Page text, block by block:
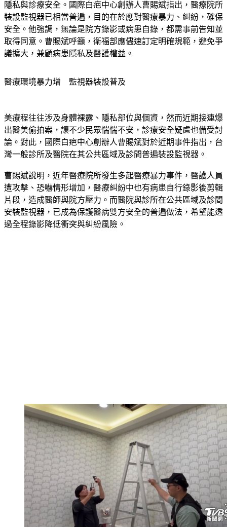
醫美診所針孔偷拍連環爆，人心慌慌，也讓外界關注病患就醫
隱私與診療安全。國際白疤中心創辦人曹賜斌指出，醫療院所
裝設監視器已相當普遍，目的在於應對醫療暴力、糾紛，確保
安全。他強調，無論是院方錄影或病患自錄，都需事前告知並
取得同意。曹賜斌呼籲，衛福部應儘速訂定明確規範，避免爭
美療程往往涉及身體裸露、隱私部位與個資，然而近期接連爆
出醫美偷拍案，讓不少民眾惴惴不安，診療安全疑慮也備受討
論。對此，國際白疤中心創辦人曹賜斌對於近期事件指出，台
曹賜斌說明，近年醫療院所發生多起醫療暴力事件，醫護人員
遭攻擊、恐嚇情形增加，醫療糾紛中也有病患自行錄影後剪輯
片段，造成醫師與院方壓力。而醫院與診所在公共區域及診間
安裝監視器，已成為保護醫病雙方安全的普遍做法，希望能透